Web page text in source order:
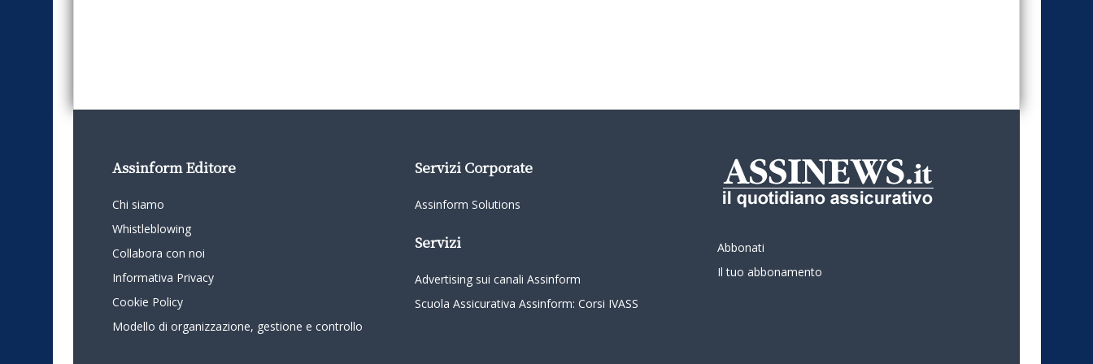
Assinform Editore
Chi siamo
Whistleblowing
Collabora con noi
Informativa Privacy
Cookie Policy
Modello di organizzazione, gestione e controllo
Servizi Corporate
Assinform Solutions
Servizi
Advertising sui canali Assinform
Scuola Assicurativa Assinform: Corsi IVASS
Abbonati
Il tuo abbonamento